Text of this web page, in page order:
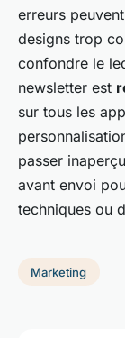
erreurs
designs trop
confondre le
newsletter est
sur tous les
passer
avant envoi
techniques ou
Marketing